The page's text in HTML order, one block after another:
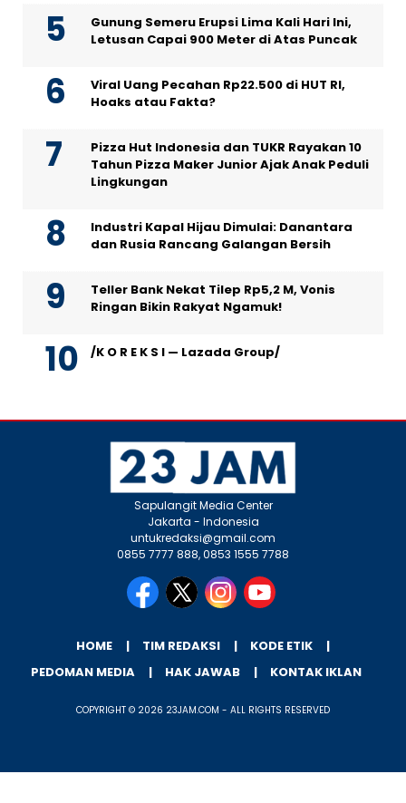
Gunung Semeru Erupsi Lima Kali Hari Ini,
Letusan Capai 900 Meter di Atas Puncak
Viral Uang Pecahan Rp22.500 di HUT RI,
Hoaks atau Fakta?
Pizza Hut Indonesia dan TUKR Rayakan 10
Tahun Pizza Maker Junior Ajak Anak Peduli
Lingkungan
Industri Kapal Hijau Dimulai: Danantara
dan Rusia Rancang Galangan Bersih
Teller Bank Nekat Tilep Rp5,2 M, Vonis
Ringan Bikin Rakyat Ngamuk!
/K O R E K S I — Lazada Group/
Sapulangit Media Center
Jakarta - Indonesia
untukredaksi@gmail.com
0855 7777 888, 0853 1555 7788
HOME TIM REDAKSI
KODE ETIK
PEDOMAN MEDIA
HAK JAWAB KONTAK IKLAN
COPYRIGHT © 2026 23JAM.COM - ALL RIGHTS RESERVED